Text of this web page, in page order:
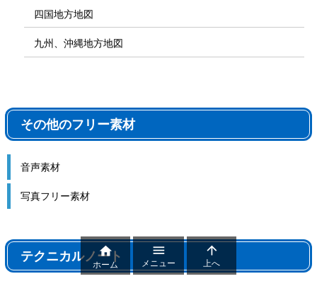
四国地方地図
九州、沖縄地方地図
その他のフリー素材
音声素材
写真フリー素材
テクニカルノート

ホーム

メニュー

上へ